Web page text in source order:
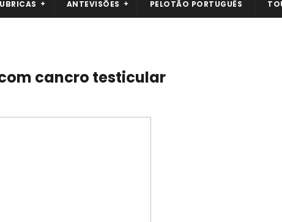
ANTEVISÕES PELOTÃO PORTUGUÊS
cancro testicular